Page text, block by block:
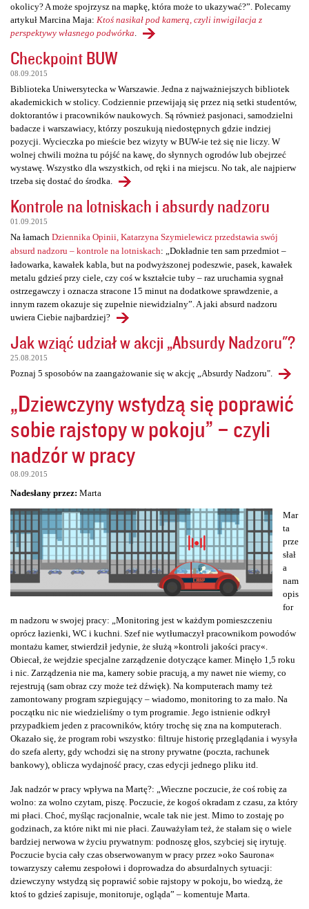
okolicy? A może spojrzysz na mapkę, która może to ukazywać?”. Polecamy
artykuł Marcina Maja: Ktoś nasikał pod kamerą, czyli inwigilacja z
perspektywy własnego podwórka
Checkpoint BUW
08.09.2015
Biblioteka Uniwersytecka w Warszawie. Jedna z najważniejszych bibliotek
akademickich w stolicy. Codziennie przewijają się przez nią setki studentów,
doktorantów i pracowników naukowych. Są również pasjonaci, samodzielni
badacze i warszawiacy, którzy poszukują niedostępnych gdzie indziej
pozycji. Wycieczka po mieście bez wizyty w BUW-ie też się nie liczy. W
wolnej chwili można tu pójść na kawę, do słynnych ogrodów lub obejrzeć
wystawę. Wszystko dla wszystkich, od ręki i na miejscu. No tak, ale najpierw
trzeba się dostać do środka.
Kontrole na lotniskach i absurdy nadzoru
01.09.2015
Na łamach Dziennika Opinii, Katarzyna Szymielewicz przedstawia swój
absurd nadzoru – kontrole na lotniskach: „Dokładnie ten sam przedmiot –
ładowarka, kawałek kabla, but na podwyższonej podeszwie, pasek, kawałek
metalu gdzieś przy ciele, czy coś w kształcie tuby – raz uruchamia sygnał
ostrzegawczy i oznacza stracone 15 minut na dodatkowe sprawdzenie, a
innym razem okazuje się zupełnie niewidzialny”. A jaki absurd nadzoru
uwiera Ciebie najbardziej?
Jak wziąć udział w akcji „Absurdy Nadzoru"?
25.08.2015
Poznaj 5 sposobów na zaangażowanie się w akcję „Absurdy Nadzoru".
„Dziewczyny wstydzą się poprawić
sobie rajstopy w pokoju” – czyli
nadzór w pracy
08.09.2015
Nadesłany przez: Marta
Mar
ta
prze
słał
a
nam
opis
for
m nadzoru w swojej pracy: „Monitoring jest w każdym pomieszczeniu
oprócz łazienki, WC i kuchni. Szef nie wytłumaczył pracownikom powodów
montażu kamer, stwierdził jedynie, że służą »kontroli jakości pracy«.
Obiecał, że wejdzie specjalne zarządzenie dotyczące kamer. Minęło 1,5 roku
i nic. Zarządzenia nie ma, kamery sobie pracują, a my nawet nie wiemy, co
rejestrują (sam obraz czy może też dźwięk). Na komputerach mamy też
zamontowany program szpiegujący – wiadomo, monitoring to za mało. Na
początku nic nie wiedzieliśmy o tym programie. Jego istnienie odkrył
przypadkiem jeden z pracowników, który trochę się zna na komputerach.
Okazało się, że program robi wszystko: filtruje historię przeglądania i wysyła
do szefa alerty, gdy wchodzi się na strony prywatne (poczta, rachunek
bankowy), oblicza wydajność pracy, czas edycji jednego pliku itd.
Jak nadzór w pracy wpływa na Martę?: „Wieczne poczucie, że coś robię za
wolno: za wolno czytam, piszę. Poczucie, że kogoś okradam z czasu, za który
mi płaci. Choć, myśląc racjonalnie, wcale tak nie jest. Mimo to zostaję po
godzinach, za które nikt mi nie płaci. Zauważyłam też, że stałam się o wiele
bardziej nerwowa w życiu prywatnym: podnoszę głos, szybciej się irytuję.
Poczucie bycia cały czas obserwowanym w pracy przez »oko Saurona«
towarzyszy całemu zespołowi i doprowadza do absurdalnych sytuacji:
dziewczyny wstydzą się poprawić sobie rajstopy w pokoju, bo wiedzą, że
ktoś to gdzieś zapisuje, monitoruje, ogląda” – komentuje Marta.